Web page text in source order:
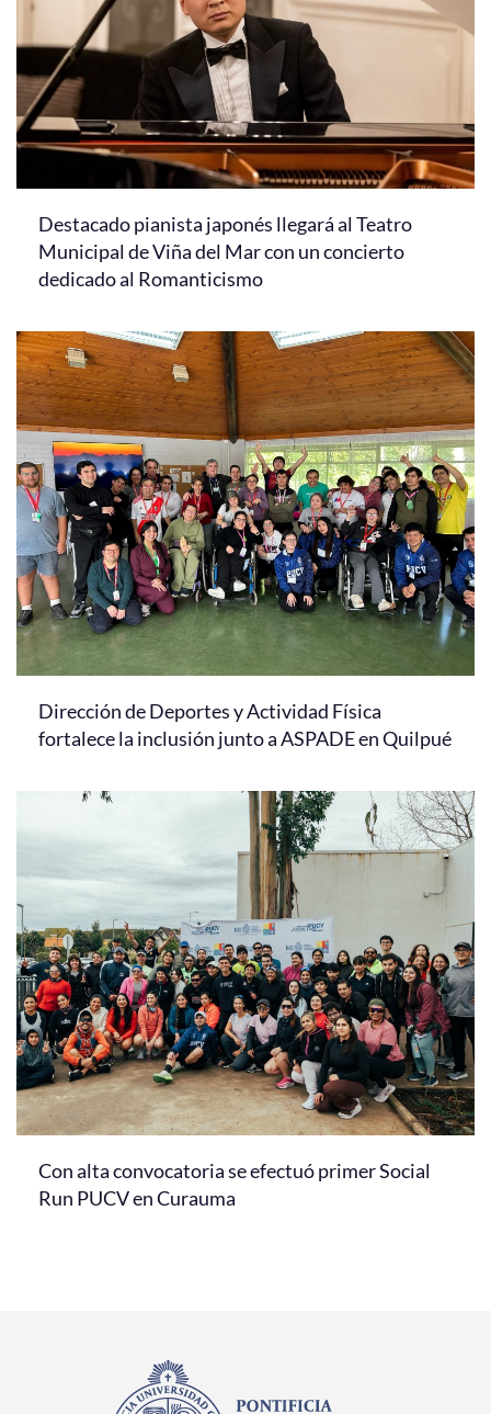
Destacado pianista japonés llegará al Teatro
Municipal de Viña del Mar con un concierto
dedicado al Romanticismo
Dirección de Deportes y Actividad Física
fortalece la inclusión junto a ASPADE en Quilpué
Con alta convocatoria se efectuó primer Social
Run PUCV en Curauma